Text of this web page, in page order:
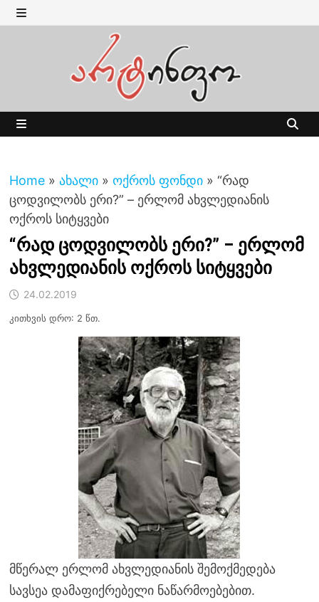
Skip
to MENU
Home » ახალი » ოქროს ფონდი » “რად
ცოდვილობს ერი?” – ერლომ ახვლედიანის
ოქროს სიტყვები
“რად ცოდვილობს ერი?” – ერლომ
ახვლედიანის ოქროს სიტყვები
24.02.2019
კითხვის დრო: 2 წთ.
მწერალ ერლომ ახვლედიანის შემოქმედება
სავსეა დამაფიქრებელი ნაწარმოებებით.